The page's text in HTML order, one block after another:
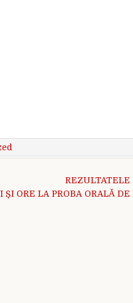
REZULTATELE
ȘI ORE LA PROBA ORALĂ